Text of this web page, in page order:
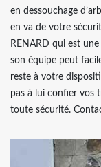
en dessouchage
en va de votre
RENARD qui est
son équipe peut
reste à votre
pas à lui confier vos
toute sécurité.